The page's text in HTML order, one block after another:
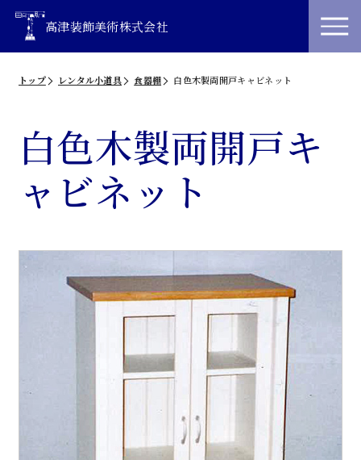
高津装飾美術株式会社
トップ レンタル小道具 食器棚 白色木製両開戸キャビネット
白色木製両開戸キ
ャビネット